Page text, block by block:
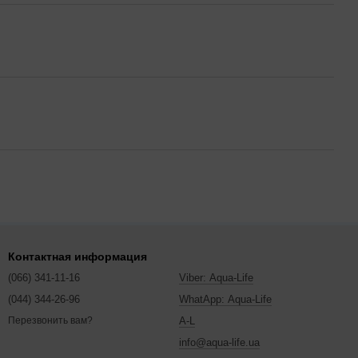
Контактная информация
(066) 341-11-16
(044) 344-26-96
Перезвонить вам?
Viber: Aqua-Life
WhatApp: Aqua-Life
A-L
info@aqua-life.ua